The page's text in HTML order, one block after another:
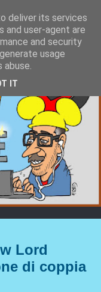
Lord
di coppia
deliver its services
and user-agent are
and security
usage
IT